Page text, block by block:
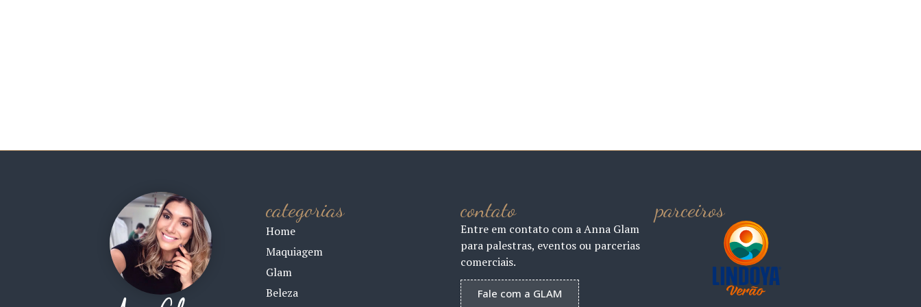
categorias
Home
Maquiagem
Glam
Beleza
contato
Entre em contato com a Anna Glam
para palestras, eventos ou parcerias
comerciais.
Fale com a GLAM
parceiros